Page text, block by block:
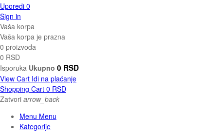
Uporedi 0
Sign in
Vaša korpa
Vaša korpa je prazna
0 proizvoda
0 RSD
Isporuka Ukupno 0 RSD
View Cart Idi na plaćanje
Shopping Cart 0 RSD
Zatvori arrow_back
Menu Menu
Kategorije